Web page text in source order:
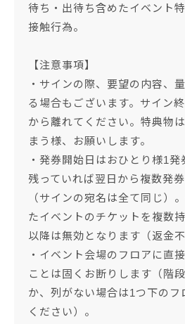
待ち・出待ち含めたイベント
接触行為。
【注意事項】
・サインの際、要望の内容、
る場合もございます。サイン
から離れてください。特典物
まう様、お願いします。
・発券開始日はおひとり様1
残っていれば翌日から複数発
（サインの宛名は全て同じ）
たイベントのチケットを複数
以降は無効となります（返金不
・イベント会場のフロアに直
ことは固くお断りします（階
か、列がない場合は1つ下のフ
ください）。